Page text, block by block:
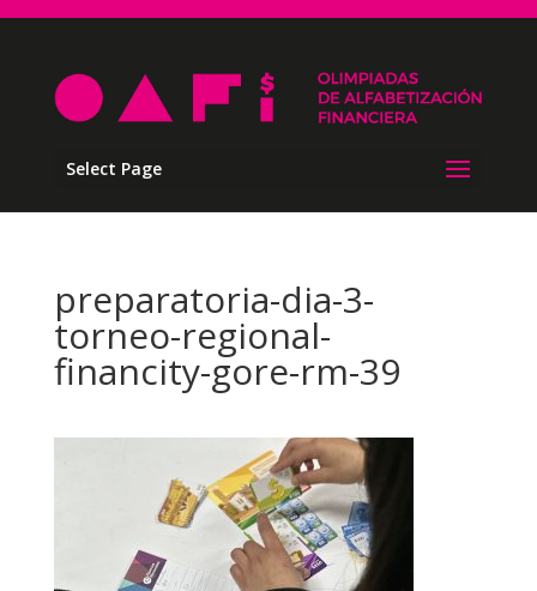
Select Page
preparatoria-dia-3-
torneo-regional-
financity-gore-rm-39